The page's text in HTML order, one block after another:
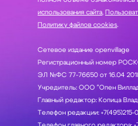
использования сайта
Политику файлов cookies.
Сетевое издание openvillage
Регистрационный номер
ЭЛ №ФС 77-76650 от 16.04
Учредитель: ООО "Опен
Главный редактор: Копица
Телефон редакции: +7(495)215-